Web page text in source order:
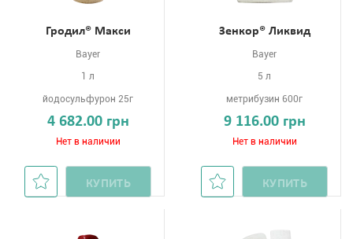
Гродил® Макси
Bayer
1 л
йодосульфурон 25г
4 682.00 грн
Нет в наличии
КУПИТЬ
Зенкор® Ликвид
Bayer
5 л
метрибузин 600г
9 116.00 грн
Нет в наличии
КУПИТЬ